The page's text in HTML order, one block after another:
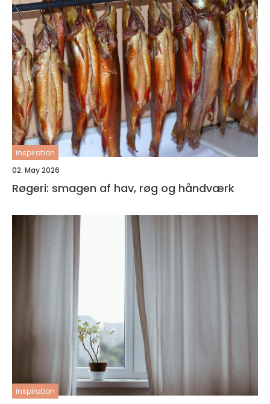
inspiration
02. May 2026
Røgeri: smagen af hav, røg og håndværk
inspiration